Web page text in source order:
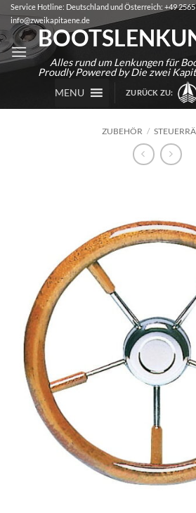
Zum
Inhalt
springen
Service Hotline: Deutschland und Österreich: +49 2565
info@zweikapitaene.de
Alles rund um Lenkungen für
Proudly Powered by Die zwei
MENU
ZURÜCK ZU:
ZUBEHÖR /